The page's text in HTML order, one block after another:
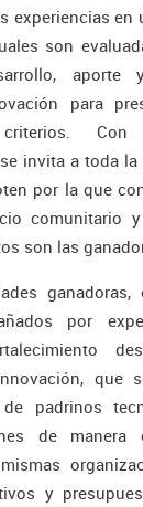
experiencias en
son
para
Con
invita a toda
por la que
comunitario
son las
por
que
de padrinos
de
y